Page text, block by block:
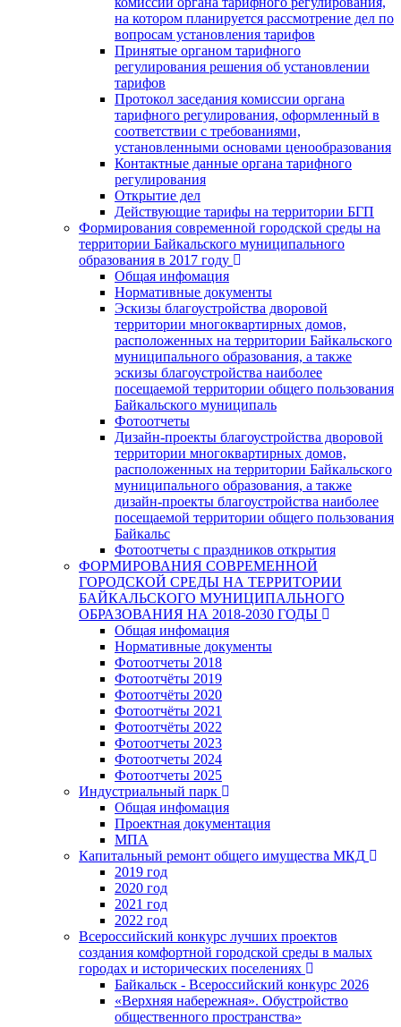
на котором планируется рассмотрение дел по
вопросам установления тарифов
Принятые органом тарифного
регулирования решения об установлении
тарифов
Протокол заседания комиссии органа
тарифного регулирования, оформленный в
соответствии с требованиями,
установленными основами ценообразования
Контактные данные органа тарифного
регулирования
Открытие дел
Действующие тарифы на территории БГП
Формирования современной городской среды на
территории Байкальского муниципального
образования в 2017 году
Общая инфомация
Нормативные документы
Эскизы благоустройства дворовой
территории многоквартирных домов,
расположенных на территории Байкальского
муниципального образования, а также
эскизы благоустройства наиболее
посещаемой территории общего пользования
Байкальского муниципаль
Фотоотчеты
Дизайн-проекты благоустройства дворовой
территории многоквартирных домов,
расположенных на территории Байкальского
муниципального образования, а также
дизайн-проекты благоустройства наиболее
посещаемой территории общего пользования
Байкальс
Фотоотчеты с праздников открытия
ФОРМИРОВАНИЯ СОВРЕМЕННОЙ
ГОРОДСКОЙ СРЕДЫ НА ТЕРРИТОРИИ
БАЙКАЛЬСКОГО МУНИЦИПАЛЬНОГО
ОБРАЗОВАНИЯ НА 2018-2030 ГОДЫ
Общая инфомация
Нормативные документы
Фотоотчеты 2018
Фотоотчёты 2019
Фотоотчёты 2020
Фотоотчёты 2021
Фотоотчёты 2022
Фотоотчеты 2023
Фотоотчеты 2024
Фотоотчеты 2025
Индустриальный парк
Общая инфомация
Проектная документация
МПА
Капитальный ремонт общего имущества МКД
2019 год
2020 год
2021 год
2022 год
Всероссийский конкурс лучших проектов
создания комфортной городской среды в малых
городах и исторических поселениях
Байкальск - Всероссийский конкурс 2026
«Верхняя набережная». Обустройство
общественного пространства»